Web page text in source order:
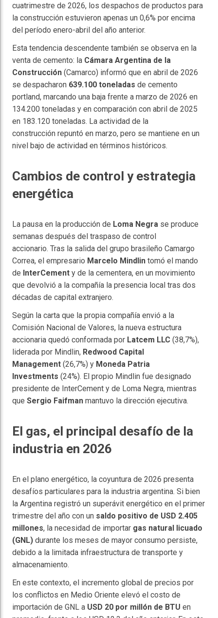
cuatrimestre de 2026, los despachos de productos para
la construcción estuvieron apenas un 0,6% por encima
del período enero-abril del año anterior.
Esta tendencia descendente también se observa en la
venta de cemento: la Cámara Argentina de la
Construcción (Camarco) informó que en abril de 2026
se despacharon 639.100 toneladas de cemento
portland, marcando una baja frente a marzo de 2026 en
134.200 toneladas y en comparación con abril de 2025
en 183.120 toneladas. La actividad de la
construcción repuntó en marzo, pero se mantiene en un
nivel bajo de actividad en términos históricos.
Cambios de control y estrategia
energética
La pausa en la producción de Loma Negra se produce
semanas después del traspaso de control
accionario. Tras la salida del grupo brasileño Camargo
Correa, el empresario Marcelo Mindlin tomó el mando
de InterCement y de la cementera, en un movimiento
que devolvió a la compañía la presencia local tras dos
décadas de capital extranjero.
Según la carta que la propia compañía envió a la
Comisión Nacional de Valores, la nueva estructura
accionaria quedó conformada por Latcem LLC (38,7%),
liderada por Mindlin, Redwood Capital
Management (26,7%) y Moneda Patria
Investments (24%). El propio Mindlin fue designado
presidente de InterCement y de Loma Negra, mientras
que Sergio Faifman mantuvo la dirección ejecutiva.
El gas, el principal desafío de la
industria en 2026
En el plano energético, la coyuntura de 2026 presenta
desafíos particulares para la industria argentina. Si bien
la Argentina registró un superávit energético en el primer
trimestre del año con un saldo positivo de USD 2.405
millones, la necesidad de importar gas natural licuado
(GNL) durante los meses de mayor consumo persiste,
debido a la limitada infraestructura de transporte y
almacenamiento.
En este contexto, el incremento global de precios por
los conflictos en Medio Oriente elevó el costo de
importación de GNL a USD 20 por millón de BTU en